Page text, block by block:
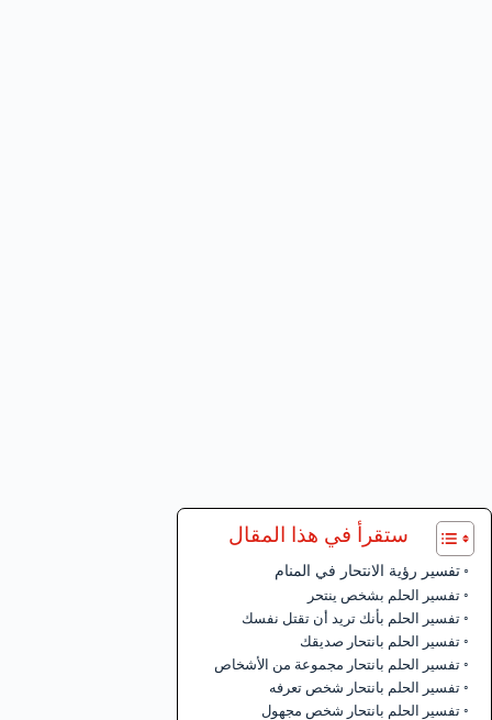
ستقرأ في هذا المقال
تفسير رؤية الانتحار في المنام
تفسير الحلم بشخص ينتحر
تفسير الحلم بأنك تريد أن تقتل نفسك
تفسير الحلم بانتحار صديقك
تفسير الحلم بانتحار مجموعة من الأشخاص
تفسير الحلم بانتحار شخص تعرفه
تفسير الحلم بانتحار شخص مجهول